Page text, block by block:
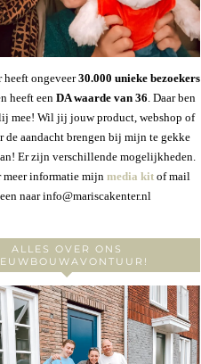
heeft ongeveer30.000 unieke bezoekers
heeft een DA waarde van 36. Daar ben
mee! Wil jij jouw product, webshop of
de aandacht brengen bij mijn te gekke
Er zijn verschillende mogelijkheden.
informatie mijn media kit of mail
naar info@mariscakenter.nl
ALLES OVER ONS